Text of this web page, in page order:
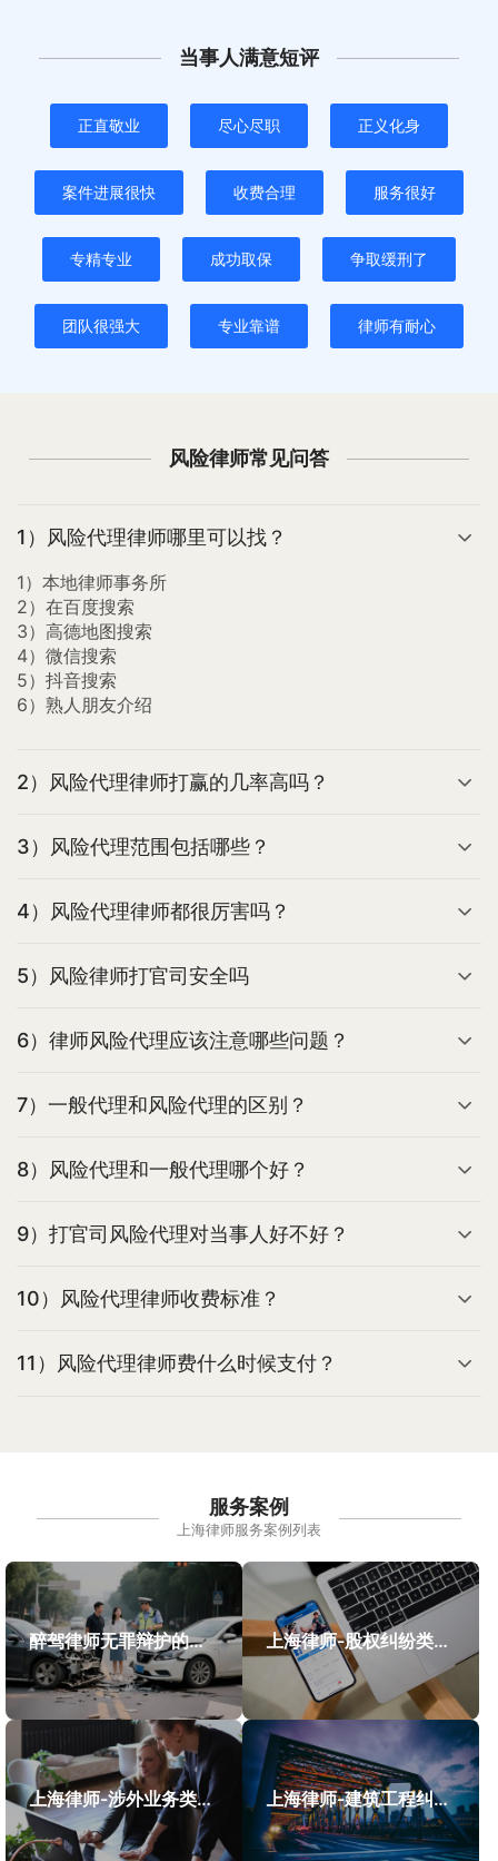
当事人满意短评
正直敬业 尽心尽职 正义化身
案件进展很快 收费合理 服务很好
专精专业 成功取保 争取缓刑了
团队很强大 专业靠谱 律师有耐心
风险律师常见问答
1）风险代理律师哪里可以找？
1）本地律师事务所
2）在百度搜索
3）高德地图搜索
4）微信搜索
5）抖音搜索
6）熟人朋友介绍
2）风险代理律师打赢的几率高吗？
3）风险代理范围包括哪些？
4）风险代理律师都很厉害吗？
5）风险律师打官司安全吗
6）律师风险代理应该注意哪些问题？
7）一般代理和风险代理的区别？
8）风险代理和一般代理哪个好？
9）打官司风险代理对当事人好不好？
10）风险代理律师收费标准？
11）风险代理律师费什么时候支付？
服务案例
上海律师服务案例列表
醉驾律师无罪辩护的成功案例 上海律师-股权纠纷类案件案例
上海律师-涉外业务类案件案例 上海律师-建筑工程纠纷类案件案例